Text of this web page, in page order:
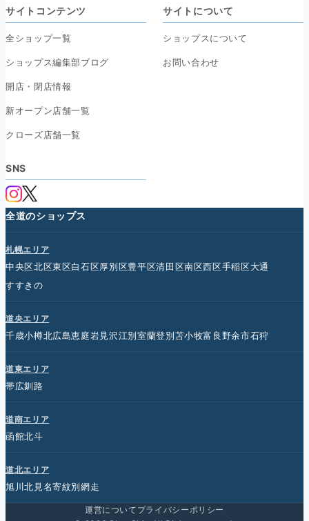
サイトコンテンツ
全ショップ一覧
ショップス編集部ブログ
開店・閉店情報
新オープン店舗一覧
クローズ店舗一覧
サイトについて
ショップスについて
お問い合わせ
SNS
全道のショップス
札幌エリア
中央区北区東区白石区厚別区豊平区清田区南区西区手稲区大通
すすきの
道央エリア
千歳小樽北広島恵庭岩見沢江別室蘭登別苫小牧富良野余市石狩
道東エリア
帯広釧路
道南エリア
函館北斗
道北エリア
旭川北見 名寄紋別網走
運営について プライバシーポリシー